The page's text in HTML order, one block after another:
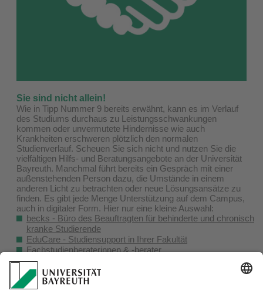
Sie sind nicht allein!
Wie in Tipp Nummer 9 bereits erwähnt, kann es im Verlauf
des Studiums durchaus zu Leistungsschwankungen
kommen oder unvermutete Hindernisse wie auch
Krankheiten erschweren plötzlich den normalen
Studienverlauf. Scheuen Sie sich nicht und nutzen Sie die
vielfältigen Hilfs- und Beratungsangebote an der Universität
Bayreuth. Manchmal führt bereits ein Gespräch mit einer
außenstehenden Person dazu, die Umstände in einem
anderen Licht zu betrachten oder neue Lösungsansätze zu
finden. Es gibt jede Menge Unterstützung auf dem Campus,
auch in digitaler Form. Hier nur eine kleine Auswahl:
becks - Büro des Beauftragten für behinderte und chronisch
kranke Studierende
EduCare - Studiensupport in Ihrer Fakultät
Fachstudienberaterinnen & -berater
International Office
Psychologische Beratung des Studentenwerks Oberfranken
Schreibzentrum
Sozialberatung des Studentenwerks Oberfranken